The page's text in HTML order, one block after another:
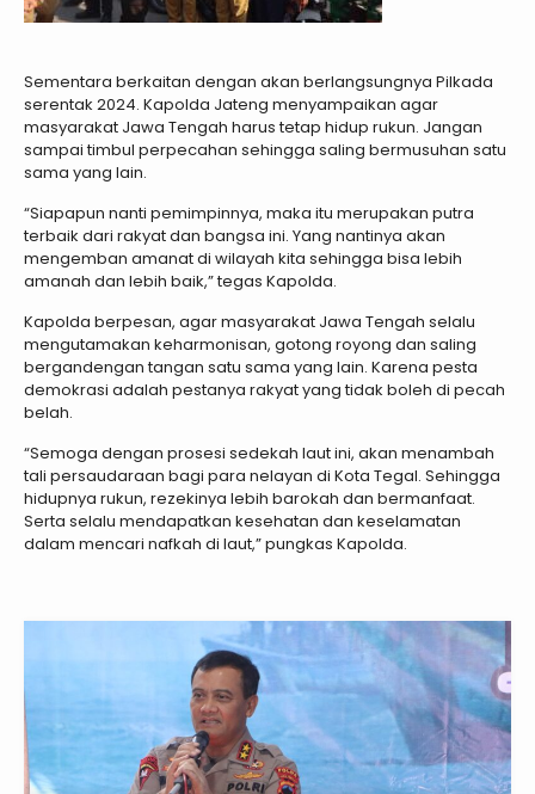
Sementara berkaitan dengan akan berlangsungnya Pilkada
serentak 2024. Kapolda Jateng menyampaikan agar
masyarakat Jawa Tengah harus tetap hidup rukun. Jangan
sampai timbul perpecahan sehingga saling bermusuhan satu
sama yang lain.
“Siapapun nanti pemimpinnya, maka itu merupakan putra
terbaik dari rakyat dan bangsa ini. Yang nantinya akan
mengemban amanat di wilayah kita sehingga bisa lebih
amanah dan lebih baik,” tegas Kapolda.
Kapolda berpesan, agar masyarakat Jawa Tengah selalu
mengutamakan keharmonisan, gotong royong dan saling
bergandengan tangan satu sama yang lain. Karena pesta
demokrasi adalah pestanya rakyat yang tidak boleh di pecah
belah.
“Semoga dengan prosesi sedekah laut ini, akan menambah
tali persaudaraan bagi para nelayan di Kota Tegal. Sehingga
hidupnya rukun, rezekinya lebih barokah dan bermanfaat.
Serta selalu mendapatkan kesehatan dan keselamatan
dalam mencari nafkah di laut,” pungkas Kapolda.